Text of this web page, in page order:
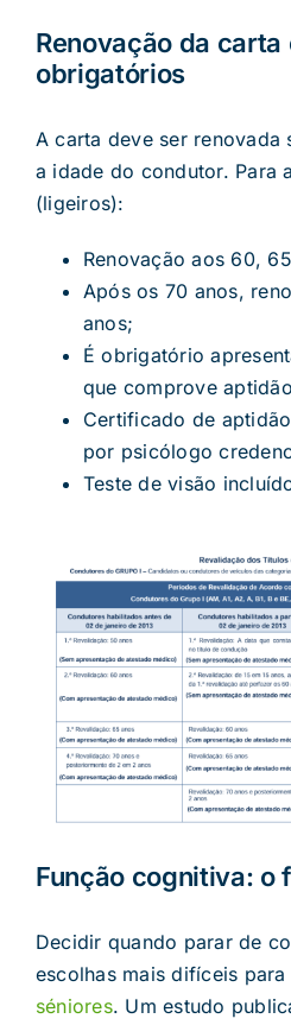
Renovação da carta
obrigatórios
A carta deve ser renovada
a idade do condutor. Para
(ligeiros):
Renovação aos 60,
Após os 70 anos,
anos;
É obrigatório
que comprove
Certificado de
por psicólogo
Teste de visão
Função cognitiva: o
Decidir quando parar de
escolhas mais difíceis
séniores. Um estudo